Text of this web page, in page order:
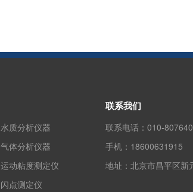
水质分析仪器
气体分析仪器
运动粘度测定仪
闪点测定仪
联系我们
联系电话： 010-
手机： 18600631915
地址： 北京市昌平区新